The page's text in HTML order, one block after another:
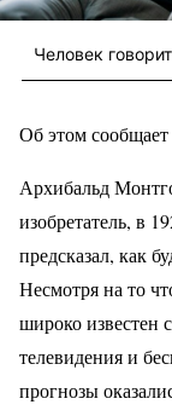
Человек
Об этом
Архибальд
изобретатель, в
предсказал, как
Несмотря на то
широко известен
телевидения и
прогнозы